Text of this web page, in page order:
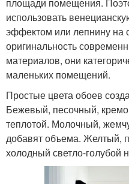
площади помещения.
использовать
эффектом или лепнину на
оригинальность
материалов, они
маленьких помещений.
Простые цвета обоев
Бежевый, песочный,
теплотой. Молочный,
добавят объема. Желтый,
холодный светло-голубой